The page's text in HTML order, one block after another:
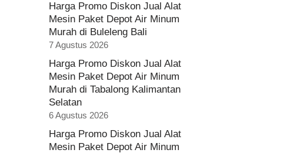
Harga Promo Diskon Jual Alat
Mesin Paket Depot Air Minum
Murah di Buleleng Bali
7 Agustus 2026
Harga Promo Diskon Jual Alat
Mesin Paket Depot Air Minum
Murah di Tabalong Kalimantan
Selatan
6 Agustus 2026
Harga Promo Diskon Jual Alat
Mesin Paket Depot Air Minum